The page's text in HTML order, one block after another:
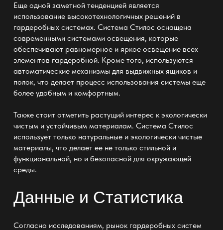
Еще одной заметной тенденцией является
использование высокотехнологичных решений в
гардеробных системах. Система Стилос оснащена
современными системами освещения, которые
обеспечивают равномерное и яркое освещение всех
элементов гардеробной. Кроме того, используются
автоматические механизмы для выдвижных ящиков и
полок, что делает процесс использования системы еще
более удобным и комфортным.
Также стоит отметить растущий интерес к экологически
чистым и устойчивым материалам. Система Стилос
использует только натуральные и экологически чистые
материалы, что делает ее не только стильной и
функциональной, но и безопасной для окружающей
среды.
Данные и Статистика
Согласно исследованиям, рынок гардеробных систем